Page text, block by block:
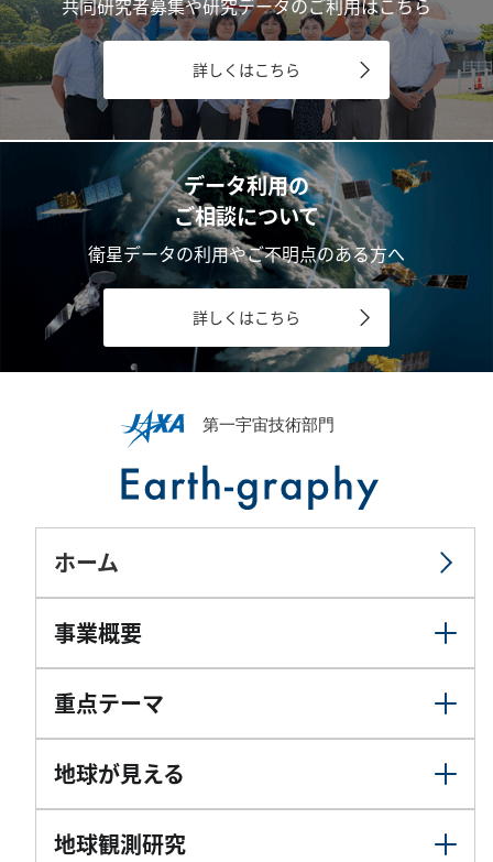
詳しくはこちら
データ利用の
ご相談について
衛星データの利用やご不明点のある方へ
詳しくはこちら
ホーム
事業概要
重点テーマ
地球が見える
地球観測研究